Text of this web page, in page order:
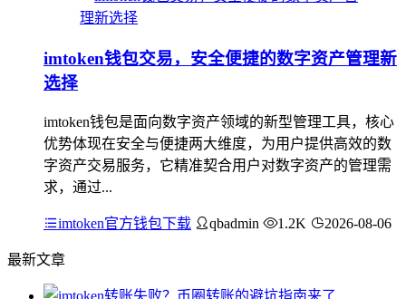
imtoken钱包交易，安全便捷的数字资产管理新
选择
imtoken钱包是面向数字资产领域的新型管理工具，核心
优势体现在安全与便捷两大维度，为用户提供高效的数
字资产交易服务，它精准契合用户对数字资产的管理需
求，通过...
imtoken官方钱包下载 qbadmin 1.2K 2026-08-06
最新文章